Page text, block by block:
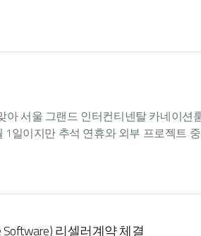
아 서울 그랜드 인터컨티넨탈 카네이션
1일이지만 추석 연휴와 외부 프로젝트
리셀러계약 체결